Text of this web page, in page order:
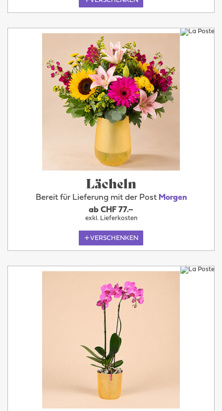
Lächeln
Bereit für Lieferung mit der Post Morgen
ab CHF 77.–
exkl. Lieferkosten
VERSCHENKEN